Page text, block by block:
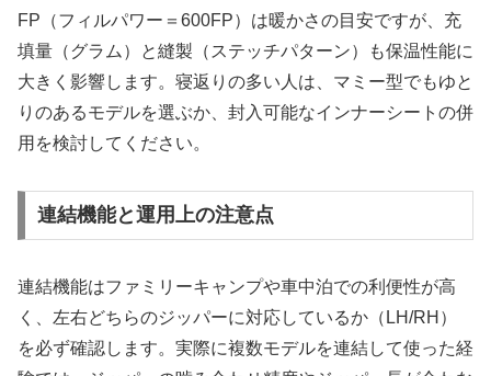
FP（フィルパワー＝600FP）は暖かさの目安ですが、充
填量（グラム）と縫製（ステッチパターン）も保温性能に
大きく影響します。寝返りの多い人は、マミー型でもゆと
りのあるモデルを選ぶか、封入可能なインナーシートの併
用を検討してください。
連結機能と運用上の注意点
連結機能はファミリーキャンプや車中泊での利便性が高
く、左右どちらのジッパーに対応しているか（LH/RH）
を必ず確認します。実際に複数モデルを連結して使った経